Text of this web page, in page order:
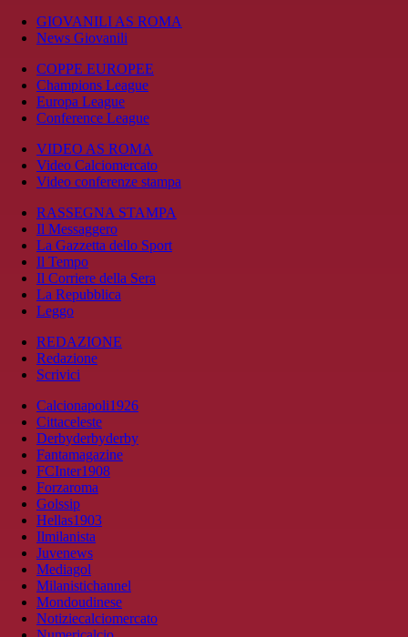
GIOVANILI AS ROMA
News Giovanili
COPPE EUROPEE
Champions League
Europa League
Conference League
VIDEO AS ROMA
Video Calciomercato
Video conferenze stampa
RASSEGNA STAMPA
Il Messaggero
La Gazzetta dello Sport
Il Tempo
Il Corriere della Sera
La Repubblica
Leggo
REDAZIONE
Redazione
Scrivici
Calcionapoli1926
Cittaceleste
Derbyderbyderby
Fantamagazine
FCInter1908
Forzaroma
Golssip
Hellas1903
Ilmilanista
Juvenews
Mediagol
Milanistichannel
Mondoudinese
Notiziecalciomercato